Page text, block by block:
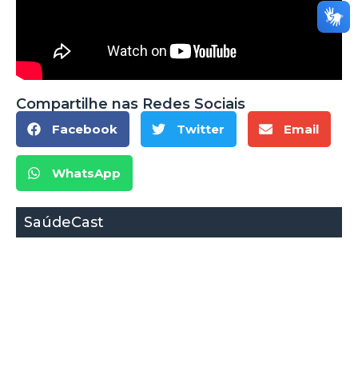
Compartilhe nas Redes Sociais
Facebook Twitter Email
WhatsApp
SaúdeCast